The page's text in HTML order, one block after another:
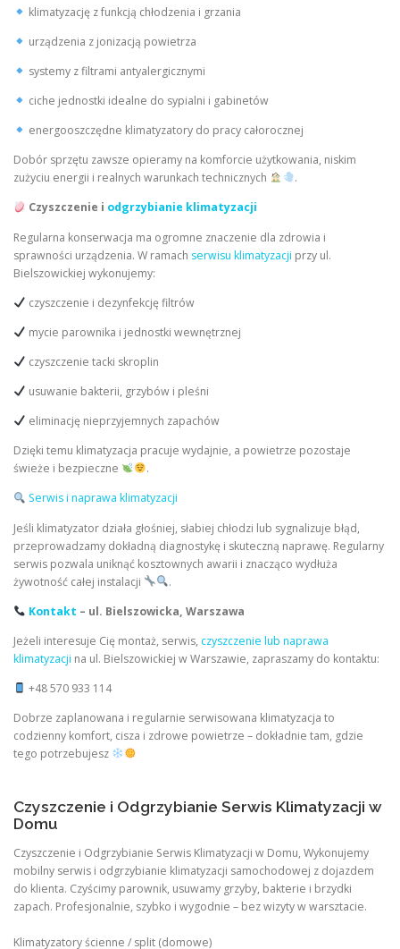
klimatyzację z funkcją chłodzenia i grzania
urządzenia z jonizacją powietrza
systemy z filtrami antyalergicznymi
ciche jednostki idealne do sypialni i gabinetów
energooszczędne klimatyzatory do pracy całorocznej
Dobór sprzętu zawsze opieramy na komforcie użytkowania, niskim
zużyciu energii i realnych warunkach technicznych
.
Czyszczenie i odgrzybianie klimatyzacji
Regularna konserwacja ma ogromne znaczenie dla zdrowia i
sprawności urządzenia. W ramach serwisu klimatyzacji przy ul.
Bielszowickiej wykonujemy:
czyszczenie i dezynfekcję filtrów
mycie parownika i jednostki wewnętrznej
czyszczenie tacki skroplin
usuwanie bakterii, grzybów i pleśni
eliminację nieprzyjemnych zapachów
Dzięki temu klimatyzacja pracuje wydajnie, a powietrze pozostaje
świeże i bezpieczne
.
Serwis i naprawa klimatyzacji
Jeśli klimatyzator działa głośniej, słabiej chłodzi lub sygnalizuje błąd,
przeprowadzamy dokładną diagnostykę i skuteczną naprawę. Regularny
serwis pozwala uniknąć kosztownych awarii i znacząco wydłuża
żywotność całej instalacji
.
Kontakt – ul. Bielszowicka, Warszawa
Jeżeli interesuje Cię montaż, serwis, czyszczenie lub naprawa
klimatyzacji na ul. Bielszowickiej w Warszawie, zapraszamy do kontaktu:
+48 570 933 114
Dobrze zaplanowana i regularnie serwisowana klimatyzacja to
codzienny komfort, cisza i zdrowe powietrze – dokładnie tam, gdzie
tego potrzebujesz
Czyszczenie i Odgrzybianie Serwis Klimatyzacji w
Domu
Czyszczenie i Odgrzybianie Serwis Klimatyzacji w Domu, Wykonujemy
mobilny serwis i odgrzybianie klimatyzacji samochodowej z dojazdem
do klienta. Czyścimy parownik, usuwamy grzyby, bakterie i brzydki
zapach. Profesjonalnie, szybko i wygodnie – bez wizyty w warsztacie.
Klimatyzatory ścienne / split (domowe)